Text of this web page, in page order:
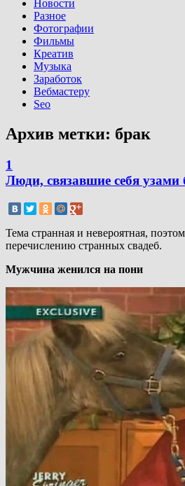
Новости
Разное
Фотографии
Фильмы
Креатив
Музыка
Заработок
Вебмастеру
Seo
Архив метки: брак
1
Люди, связавшие себя
Тема странная и невероятная,
перечислению странных свадеб.
Мужчина женился на пони